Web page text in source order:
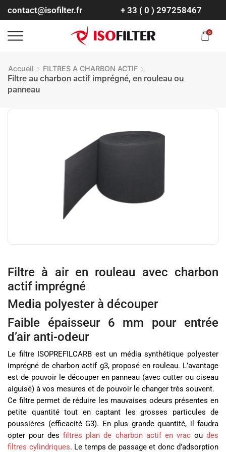
contact@isofilter.fr + 33 ( 0 ) 297258467
0
Accueil FILTRES A CHARBON ACTIF
Filtre au charbon actif imprégné, en rouleau ou
panneau
Filtre à air en rouleau avec charbon
actif imprégné
Media polyester à découper
Faible épaisseur 6 mm pour entrée
d’air anti-odeur
Le filtre ISOPREFILCARB est un média synthétique polyester
imprégné de charbon actif g3, proposé en rouleau. L’avantage
est de pouvoir le découper en panneau (avec cutter ou ciseau
aiguisé) à vos mesures et de pouvoir le changer très souvent.
Ce filtre permet de réduire les mauvaises odeurs présentes en
petite quantité tout en captant les grosses particules de
poussières (efficacité G3). En plus grande quantité, il faudra
opter pour desfiltres plan de charbon actif en vracoudes
filtres cylindriques. Le temps de passage et donc d’adsorption